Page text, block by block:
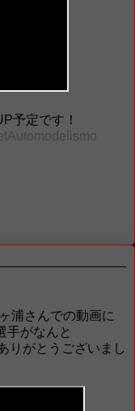
予定です！
浦さんでの動画に
手がなんと
りがとうございまし